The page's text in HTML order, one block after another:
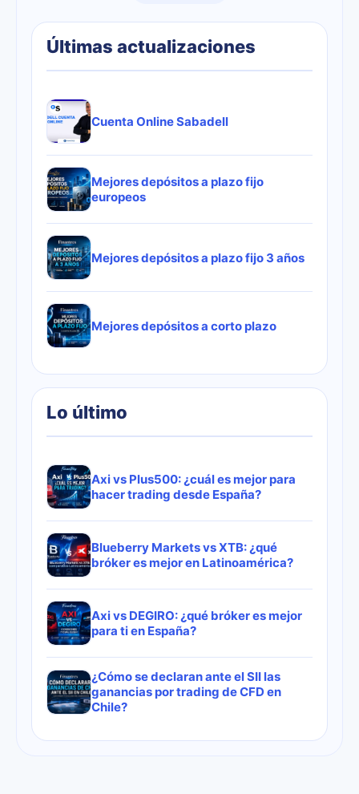
Últimas actualizaciones
Cuenta Online Sabadell
Mejores depósitos a plazo fijo
europeos
Mejores depósitos a plazo fijo 3 años
Mejores depósitos a corto plazo
Lo último
Axi vs Plus500: ¿cuál es mejor para
hacer trading desde España?
Blueberry Markets vs XTB: ¿qué
bróker es mejor en Latinoamérica?
Axi vs DEGIRO: ¿qué bróker es mejor
para ti en España?
¿Cómo se declaran ante el SII las
ganancias por trading de CFD en
Chile?